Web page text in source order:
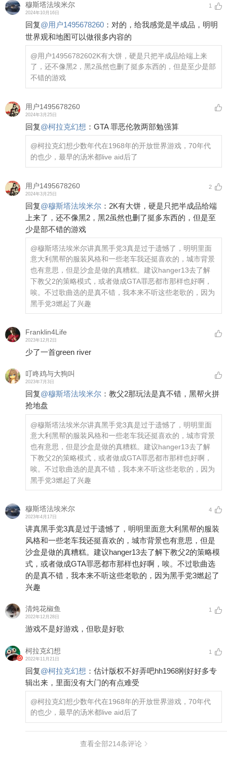
穆斯塔法埃米尔
2024年10月16日
1
回复@用户1495678260 ： 对的，给我感觉是半成品，明明
世界观和地图可以做很多内容的
@用户14956782602K有大饼，硬是只把半成品给端上来
了，还不像黑2，黑2虽然也删了挺多东西的，但是至少是部
不错的游戏
用户1495678260
2024年3月25日
回复@柯拉克幻想 ： GTA 罪恶伦敦两部勉强算
@柯拉克幻想少数年代在1968年的开放世界游戏，70年代
的也少，最早的汤米都live aid后了
用户1495678260
2024年3月25日
2
回复@穆斯塔法埃米尔 ： 2K有大饼，硬是只把半成品给端
上来了，还不像黑2，黑2虽然也删了挺多东西的，但是至
少是部不错的游戏
@穆斯塔法埃米尔讲真黑手党3真是过于遗憾了，明明里面
意大利黑帮的服装风格和一些老车我还挺喜欢的，城市背景
也有意思，但是沙盒是做的真糟糕。建议hanger13去了解
下教父2的策略模式，或者做成GTA罪恶都市那样也好啊，
唉。不过歌曲选的是真不错，我本来不听这些老歌的，因为
黑手党3燃起了兴趣
Franklin4Life
2023年12月2日
少了一首green river
叮咚鸡与大狗叫
2023年7月3日
回复@穆斯塔法埃米尔 ： 教父2那玩法是真不错，黑帮火拼
抢地盘
@穆斯塔法埃米尔讲真黑手党3真是过于遗憾了，明明里面
意大利黑帮的服装风格和一些老车我还挺喜欢的，城市背景
也有意思，但是沙盒是做的真糟糕。建议hanger13去了解
下教父2的策略模式，或者做成GTA罪恶都市那样也好啊，
唉。不过歌曲选的是真不错，我本来不听这些老歌的，因为
黑手党3燃起了兴趣
穆斯塔法埃米尔
2023年4月17日
4
讲真黑手党3真是过于遗憾了，明明里面意大利黑帮的服装
风格和一些老车我还挺喜欢的，城市背景也有意思，但是
沙盒是做的真糟糕。建议hanger13去了解下教父2的策略模
式，或者做成GTA罪恶都市那样也好啊，唉。不过歌曲选
的是真不错，我本来不听这些老歌的，因为黑手党3燃起了
兴趣
清炖花椒鱼
2022年12月28日
1
游戏不是好游戏，但歌是好歌
柯拉克幻想
2022年11月21日
1
回复@柯拉克幻想 ： 估计版权不好弄吧hh1968刚好好多专
辑出来，里面没有大门的有点难受
@柯拉克幻想少数年代在1968年的开放世界游戏，70年代
的也少，最早的汤米都live aid后了
查看全部214条评论